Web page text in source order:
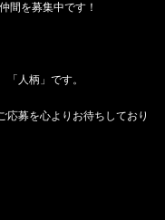
間を募集中です！
人柄」です。
応募を心よりお待ちしており